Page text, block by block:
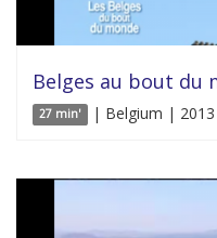
Belges au bout du
27 min' | Belgium | 2013